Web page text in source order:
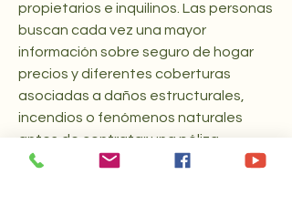
propietarios e inquilinos. Las personas
buscan cada vez una mayor
información sobre seguro de hogar
precios y diferentes coberturas
asociadas a daños estructurales,
incendios o fenómenos naturales
antes de contratar una póliza.
Conceptos como seguro contra